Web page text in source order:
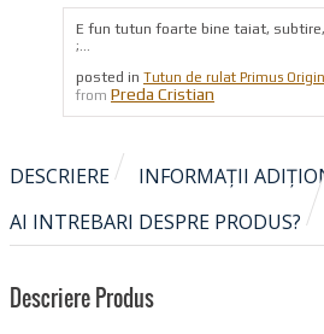
E fun tutun foarte bine taiat,
;...
posted in Tutun de rulat Primus
from Preda Cristian
DESCRIERE
INFORMAȚII
AI INTREBARI DESPRE PRODUS?
Descriere Produs